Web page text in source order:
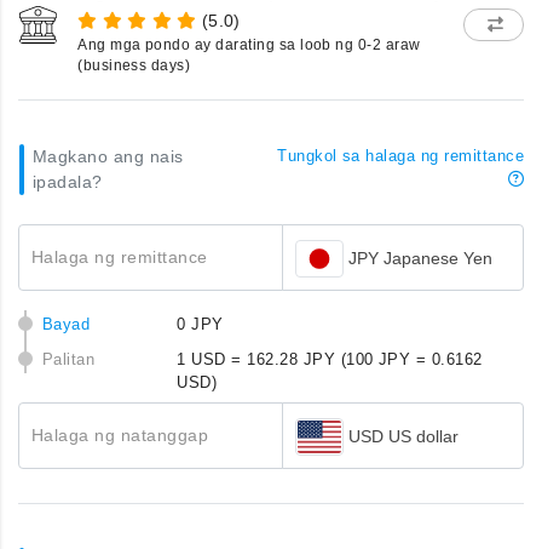
(5.0)
Ang mga pondo ay darating sa loob ng 0-2 araw
(business days)
Magkano ang nais
ipadala?
Tungkol sa halaga ng remittance
Halaga ng remittance JPY Japanese Yen
Bayad
0 JPY
Palitan
1 USD = 162.28 JPY (100 JPY = 0.6162
USD)
Halaga ng natanggap USD US dollar